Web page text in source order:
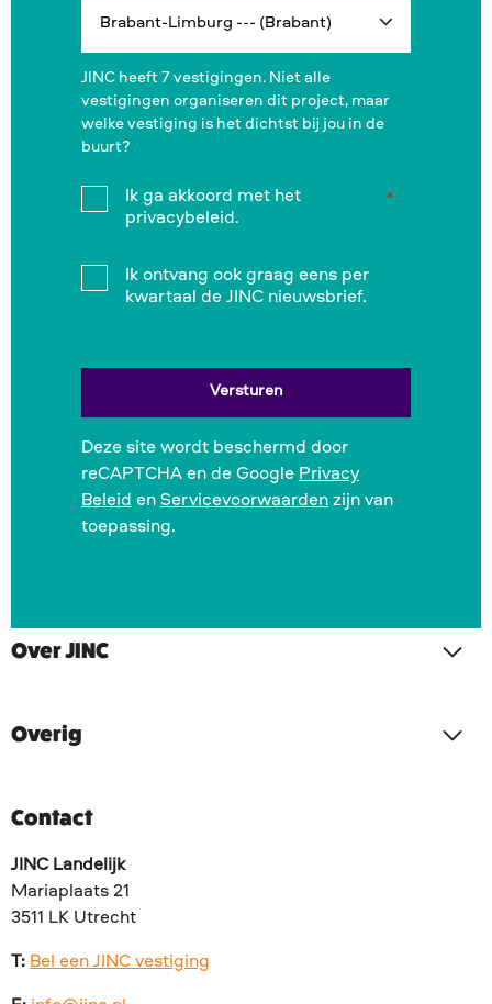
JINC heeft 7 vestigingen. Niet alle
vestigingen organiseren dit project, maar
welke vestiging is het dichtst bij jou in de
buurt?
Instemming
Ik ga akkoord met het
privacybeleid.
*
Instemming
Ik ontvang ook graag eens per
kwartaal de JINC nieuwsbrief.
Deze site wordt beschermd door
reCAPTCHA en de Google Privacy
Beleid en Servicevoorwaarden zijn van
toepassing.
Over JINC
Overig
Contact
JINC Landelijk
Mariaplaats 21
3511 LK Utrecht
T: Bel een JINC vestiging